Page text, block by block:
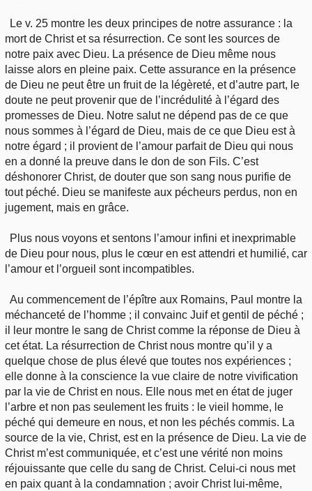
Le v. 25 montre les deux principes de notre assurance : la
mort de Christ et sa résurrection. Ce sont les sources de
notre paix avec Dieu. La présence de Dieu même nous
laisse alors en pleine paix. Cette assurance en la présence
de Dieu ne peut être un fruit de la légèreté, et d’autre part, le
doute ne peut provenir que de l’incrédulité à l’égard des
promesses de Dieu. Notre salut ne dépend pas de ce que
nous sommes à l’égard de Dieu, mais de ce que Dieu est à
notre égard ; il provient de l’amour parfait de Dieu qui nous
en a donné la preuve dans le don de son Fils. C’est
déshonorer Christ, de douter que son sang nous purifie de
tout péché. Dieu se manifeste aux pécheurs perdus, non en
jugement, mais en grâce.
Plus nous voyons et sentons l’amour infini et inexprimable
de Dieu pour nous, plus le cœur en est attendri et humilié, car
l’amour et l’orgueil sont incompatibles.
Au commencement de l’épître aux Romains, Paul montre la
méchanceté de l’homme ; il convainc Juif et gentil de péché ;
il leur montre le sang de Christ comme la réponse de Dieu à
cet état. La résurrection de Christ nous montre qu’il y a
quelque chose de plus élevé que toutes nos expériences ;
elle donne à la conscience la vue claire de notre vivification
par la vie de Christ en nous. Elle nous met en état de juger
l’arbre et non pas seulement les fruits : le vieil homme, le
péché qui demeure en nous, et non les péchés commis. La
source de la vie, Christ, est en la présence de Dieu. La vie de
Christ m’est communiquée, et c’est une vérité non moins
réjouissante que celle du sang de Christ. Celui-ci nous met
en paix quant à la condamnation ; avoir Christ lui-même,